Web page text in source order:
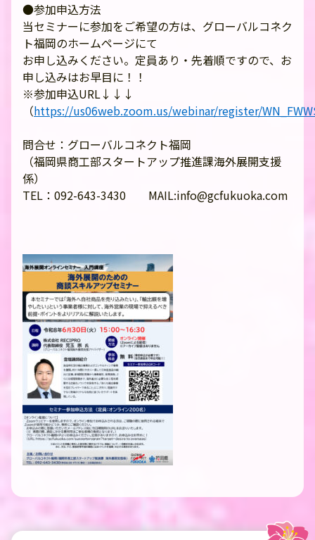
●参加申込方法
当セミナーに参加をご希望の方は、グローバルコネク
ト福岡のホームページにて
お申し込みください。定員あり・先着順ですので、お
申し込みはお早目に！！
※参加申込URL↓↓↓
（https://us06web.zoom.us/webinar/register/
問合せ：グローバルコネクト福岡
（福岡県商工部スタートアップ推進課海外展開支援
係）
TEL：092-643-3430 MAIL:info@gcfukuoka.com